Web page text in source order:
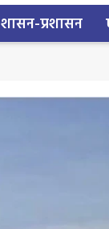
शासन-प्रशासन